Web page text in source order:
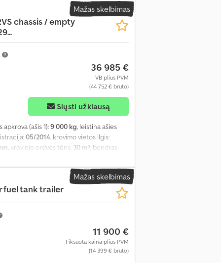
Mažas skelbimas
chassis / empty
36 985 €
VB plius PVM
(44 752 € bruto)
Siųsti užklausą
apkrova (ašis 1):9 000 kg, leistina ašies
05/2014, krovimo vietos ilgis:
, krovinio erdvės tūris: 30 m³, bendras
Mažas skelbimas
fuel tank trailer
11 900 €
Fiksuota kaina plius PVM
(14 399 € bruto)